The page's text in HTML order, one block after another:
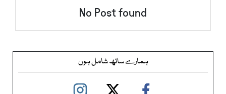
No Post found
ہمارے ساتھ شامل ہوں